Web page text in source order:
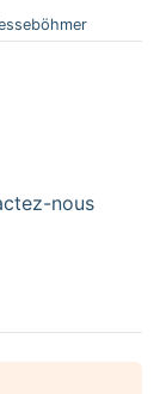
nous